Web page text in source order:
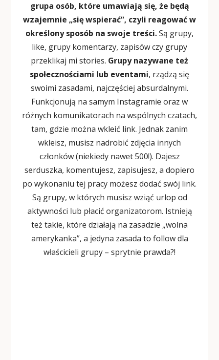
grupa osób, które umawiają się, że będą
wzajemnie „się wspierać”, czyli reagować w
określony sposób na swoje treści.Są grupy,
like, grupy komentarzy, zapisów czy grupy
przeklikaj mi stories. Grupy nazywane też
społecznościami lub eventami, rządzą się
swoimi zasadami, najczęściej absurdalnymi.
Funkcjonują na samym Instagramie oraz w
różnych komunikatorach na wspólnych czatach,
tam, gdzie można wkleić link. Jednak zanim
wkleisz, musisz nadrobić zdjęcia innych
członków (niekiedy nawet 500!). Dajesz
serduszka, komentujesz, zapisujesz, a dopiero
po wykonaniu tej pracy możesz dodać swój link.
Są grupy, w których musisz wziąć urlop od
aktywności lub płacić organizatorom. Istnieją
też takie, które działają na zasadzie „wolna
amerykanka”, a jedyna zasada to follow dla
właścicieli grupy – sprytnie prawda?!